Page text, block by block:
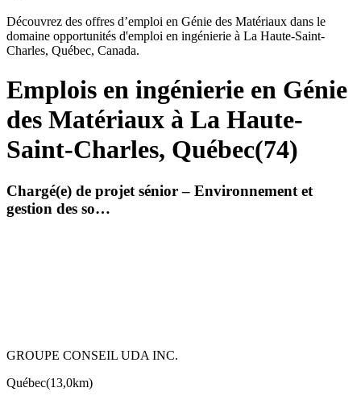
Découvrez des offres d’emploi en Génie des Matériaux dans le
domaine opportunités d'emploi en ingénierie à La Haute-Saint-
Charles, Québec, Canada.
Emplois en ingénierie en Génie
des Matériaux à La Haute-
Saint-Charles, Québec(74)
Chargé(e) de projet sénior – Environnement et
gestion des so…
GROUPE CONSEIL UDA INC.
Québec(13,0km)